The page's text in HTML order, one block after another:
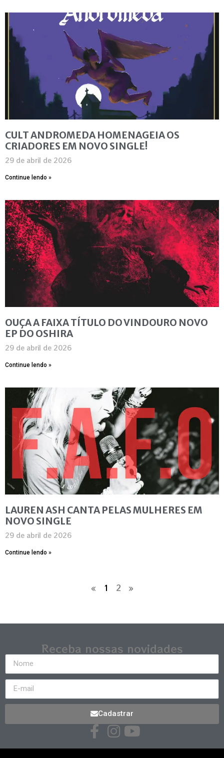
CULT ANDROMEDA HOMENAGEIA OS
CRIADORES EM NOVO SINGLE!
29 de abril de 2026
Continue lendo »
OUÇA A FAIXA TÍTULO DO VINDOURO NOVO
EP DO OSHIRA
29 de abril de 2026
Continue lendo »
LAUREN ASH CANTA PELAS MULHERES EM
NOVO SINGLE
29 de abril de 2026
Continue lendo »
« 1 2 »
Receba nossas novidades
Cadastrar